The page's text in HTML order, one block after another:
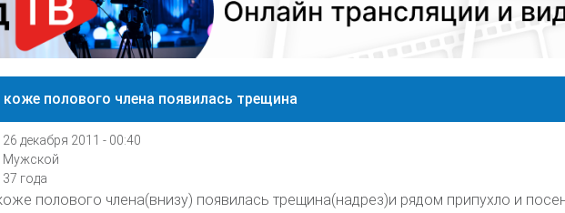
коже полового члена появилась трещина
26 декабря 2011 - 00:40
Мужской
37 года
полового члена(внизу) появилась трещина(надрез)и рядом припухло и